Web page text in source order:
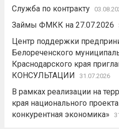
Служба по контракту
Займы ФМКК на 27.07.2026
Центр поддержки
Белореченского
Краснодарского края
КОНСУЛЬТАЦИИ
31.07.2026
В рамках реализации на
края национального
конкурентная экономика»